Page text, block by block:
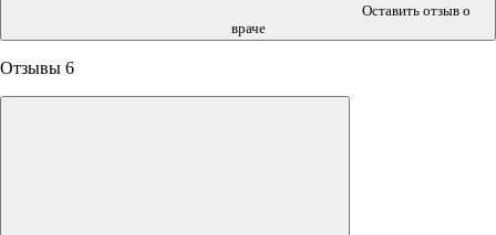
Оставить отзыв о
враче
Отзывы 6